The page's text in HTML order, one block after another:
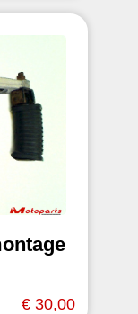
€ 30,00